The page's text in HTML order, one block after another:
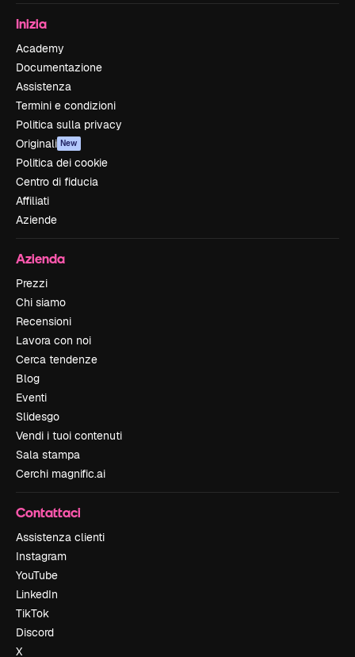
Inizia
Academy
Documentazione
Assistenza
Termini e condizioni
Politica sulla privacy
Originali New
Politica dei cookie
Centro di fiducia
Affiliati
Aziende
Azienda
Prezzi
Chi siamo
Recensioni
Lavora con noi
Cerca tendenze
Blog
Eventi
Slidesgo
Vendi i tuoi contenuti
Sala stampa
Cerchi magnific.ai
Contattaci
Assistenza clienti
Instagram
YouTube
LinkedIn
TikTok
Discord
X